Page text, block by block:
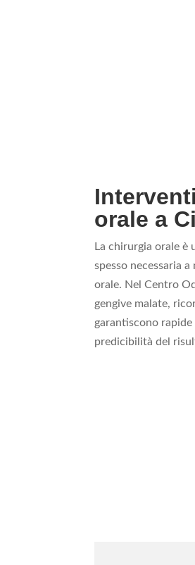
orale a
La chirurgia orale
spesso necessaria
orale. Nel Centro
gengive malate,
garantiscono
predicibilità del